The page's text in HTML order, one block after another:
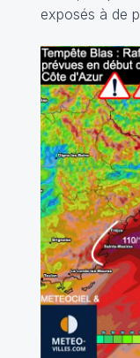
exposés à de